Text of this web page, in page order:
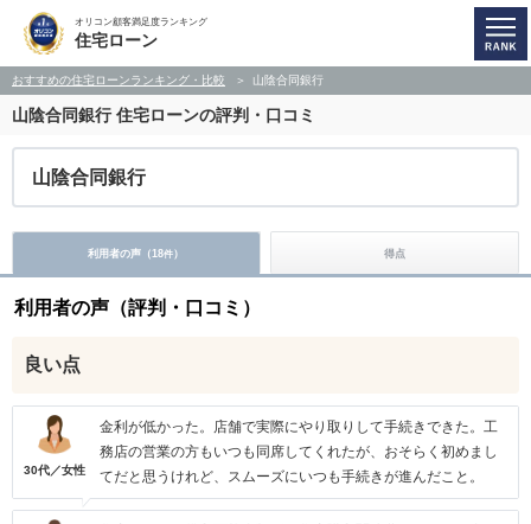
オリコン顧客満足度ランキング
住宅ローン
おすすめの住宅ローンランキング・比較 山陰合同銀行
山陰合同銀行住宅ローンの評判・口コミ
山陰合同銀行
利用者の声（18件） 得点
利用者の声（評判・口コミ）
良い点
30代／女性
金利が低かった。店舗で実際にやり取りして手続きできた。工
務店の営業の方もいつも同席してくれたが、おそらく初めまし
てだと思うけれど、スムーズにいつも手続きが進んだこと。